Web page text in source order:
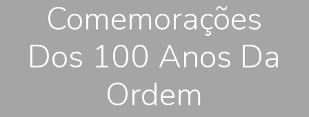
Comemorações
Dos 100 Anos Da
Ordem